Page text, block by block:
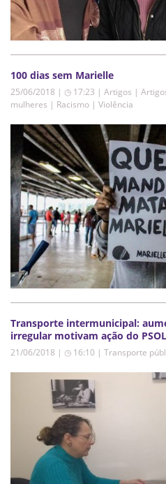
100 dias sem Marielle
25/06/2018 | ◷ 17:23 | Artigos |
mulheres | Racismo | Violência
Transporte intermunicipal:
irregular motivam ação do PSOL
21/06/2018 | ◷ 16:10 | Transporte